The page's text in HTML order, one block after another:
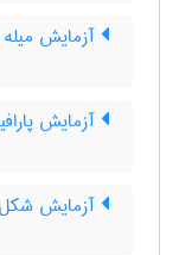
آزمایش میله
آزمایش
آزمایش